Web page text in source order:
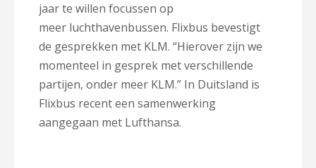
jaar te willen focussen op
meer luchthavenbussen. Flixbus bevestigt
de gesprekken met KLM. “Hierover zijn we
momenteel in gesprek met verschillende
partijen, onder meer KLM.” In Duitsland is
Flixbus recent een samenwerking
aangegaan met Lufthansa.